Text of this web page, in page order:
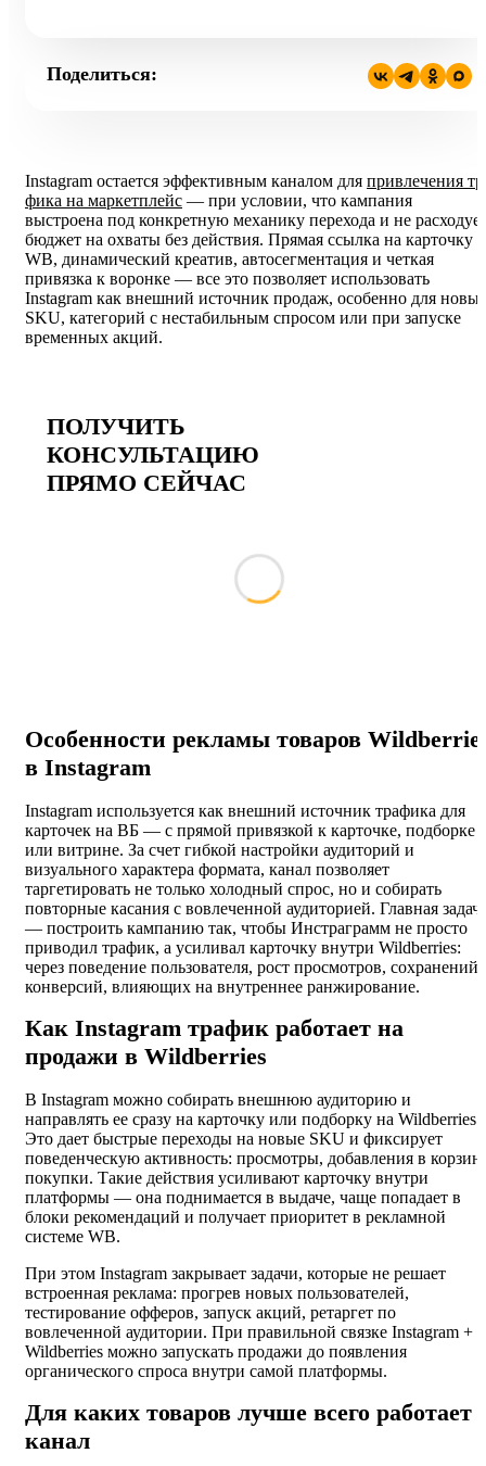
Instagram остается эффективным каналом для привлечения
фика на маркетплейс — при условии, что кампания
выстроена под конкретную механику перехода и не
бюджет на охваты без действия. Прямая ссылка на карточку
WB, динамический креатив, автосегментация и четкая
привязка к воронке — все это позволяет использовать
Instagram как внешний источник продаж, особенно для
SKU, категорий с нестабильным спросом или при запуске
временных акций.
ПОЛУЧИТЬ
КОНСУЛЬТАЦИЮ
ПРЯМО СЕЙЧАС
Особенности рекламы товаров
в Instagram
Instagram используется как внешний источник трафика для
карточек на ВБ — с прямой привязкой к карточке, подборке
или витрине. За счет гибкой настройки аудиторий и
визуального характера формата, канал позволяет
таргетировать не только холодный спрос, но и собирать
повторные касания с вовлеченной аудиторией. Главная
— построить кампанию так, чтобы Инстраграмм не просто
приводил трафик, а усиливал карточку внутри Wildberries:
через поведение пользователя, рост просмотров, сохранений
конверсий, влияющих на внутреннее ранжирование.
Как Instagram трафик работает на
продажи в Wildberries
В Instagram можно собирать внешнюю аудиторию и
направлять ее сразу на карточку или подборку на Wildberries.
Это дает быстрые переходы на новые SKU и фиксирует
поведенческую активность: просмотры, добавления в
покупки. Такие действия усиливают карточку внутри
платформы — она поднимается в выдаче, чаще попадает в
блоки рекомендаций и получает приоритет в рекламной
системе WB.
При этом Instagram закрывает задачи, которые не решает
встроенная реклама: прогрев новых пользователей,
тестирование офферов, запуск акций, ретаргет по
вовлеченной аудитории. При правильной связке Instagram +
Wildberries можно запускать продажи до появления
органического спроса внутри самой платформы.
Для каких товаров лучше всего работает
канал
Поделиться: